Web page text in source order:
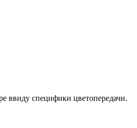
ввиду специфики цветопередачи.